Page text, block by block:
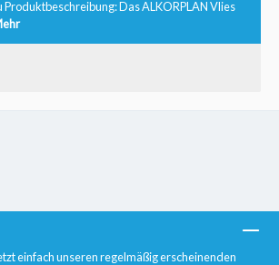
Produktbeschreibung: Das ALKORPLAN Vlies
einfach unseren regelmäßig erscheinenden